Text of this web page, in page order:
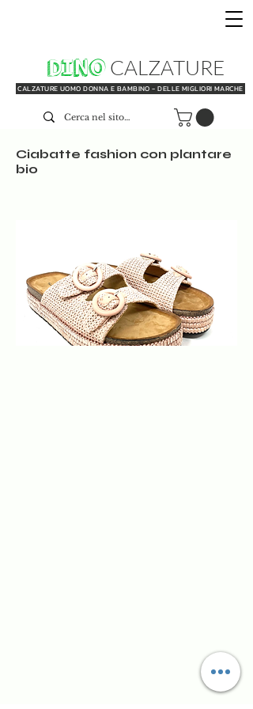
DINO
CALZATURE UOMO DONNA E BAMBINO - DELLE MIGLIORI MARCHE
CALZATURE
Ciabatte fashion con plantare
bio